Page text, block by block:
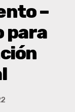
–
para